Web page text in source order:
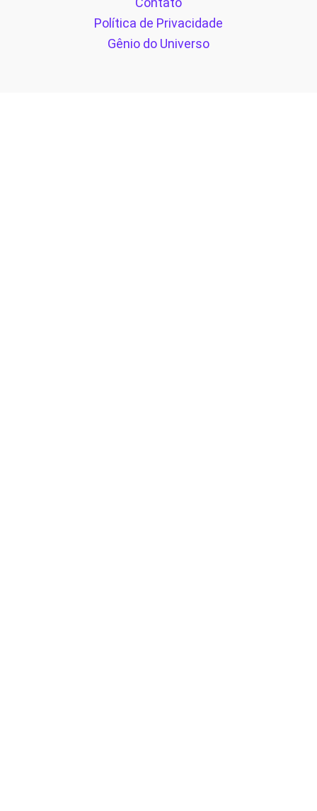
Política de Privacidade
Gênio do Universo